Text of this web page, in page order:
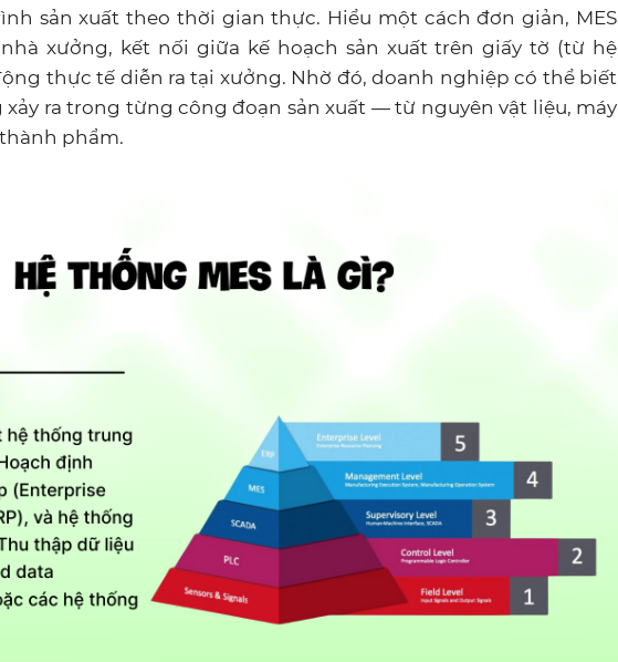
sản xuất theo thời gian thực. Hiểu một cách đơn giản, MES
xưởng, kết nối giữa kế hoạch sản xuất trên giấy tờ (từ hệ
thực tế diễn ra tại xưởng. Nhờ đó, doanh nghiệp có thể biết
ra trong từng công đoạn sản xuất — từ nguyên vật liệu, máy
phẩm.